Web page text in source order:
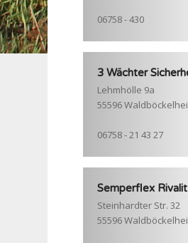
06758 - 430
3 Wächter
Lehmhölle 9a
55596
06758 - 21 43 27
Semperflex Rivalit
Steinhardter Str. 32
55596